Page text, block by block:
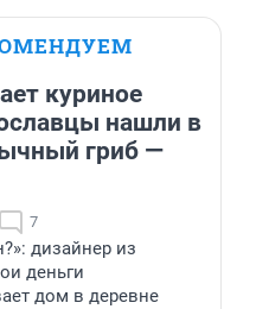
куриное
нашли в
гриб —
7
дизайнер из
деньги
дом в деревне